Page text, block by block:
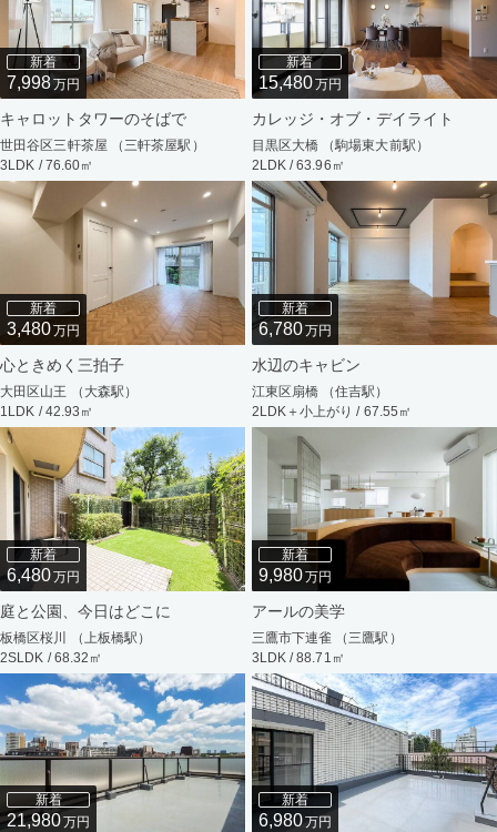
新着
7,998万円
キャロットタワーのそばで
世田谷区三軒茶屋 （三軒茶屋駅）
3LDK / 76.60㎡
新着
15,480万円
カレッジ・オブ・デイライト
目黒区大橋 （駒場東大前駅）
2LDK / 63.96㎡
新着
3,480万円
心ときめく三拍子
大田区山王 （大森駅）
1LDK / 42.93㎡
新着
6,780万円
水辺のキャビン
江東区扇橋 （住吉駅）
2LDK＋小上がり / 67.55㎡
新着
6,480万円
庭と公園、今日はどこに
板橋区桜川 （上板橋駅）
2SLDK / 68.32㎡
新着
9,980万円
アールの美学
三鷹市下連雀 （三鷹駅）
3LDK / 88.71㎡
新着
21,980万円
新着
6,980万円